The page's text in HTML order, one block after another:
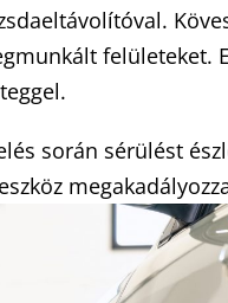
felületeket.
során sérülést